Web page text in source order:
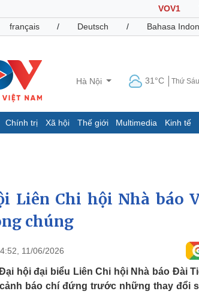
VOV1
français / Deutsch / Bahasa
Hà Nội 31°C Thứ
Chính trị Xã hội Thế giới Multimedia Kinh tế
sự
thật
Dấu ấn VOV
Việt Nam
Phân tích
Liên Chi hội Nhà báo
chúng
11/06/2026
hội đại biểu Liên Chi hội Nhà báo Đài
báo chí đứng trước những thay đổi